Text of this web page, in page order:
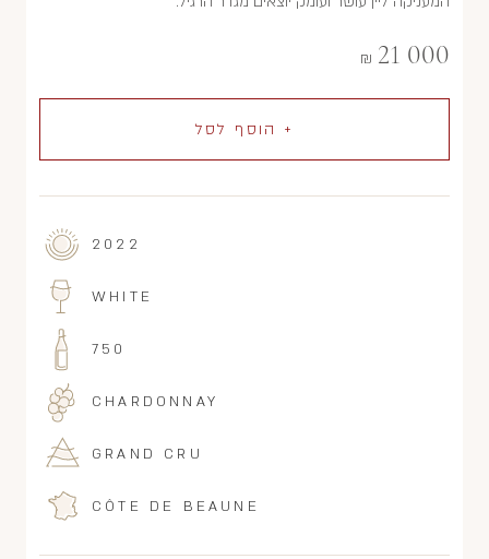
21 000
₪
+ הוסף לסל
2022
WHITE
750
CHARDONNAY
GRAND CRU
CÔTE DE BEAUNE